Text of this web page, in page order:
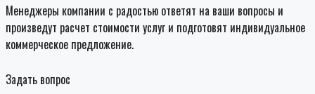
Менеджеры компании с радостью ответят на ваши вопросы и
произведут расчет стоимости услуг и подготовят индивидуальное
коммерческое предложение.
Задать вопрос